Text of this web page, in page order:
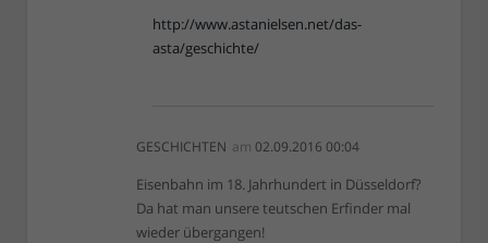
http://www.astanielsen.net/das-
asta/geschichte/
GESCHICHTEN am 02.09.2016 00:04
Eisenbahn im 18. Jahrhundert in Düsseldorf?
Da hat man unsere teutschen Erfinder mal
wieder übergangen!